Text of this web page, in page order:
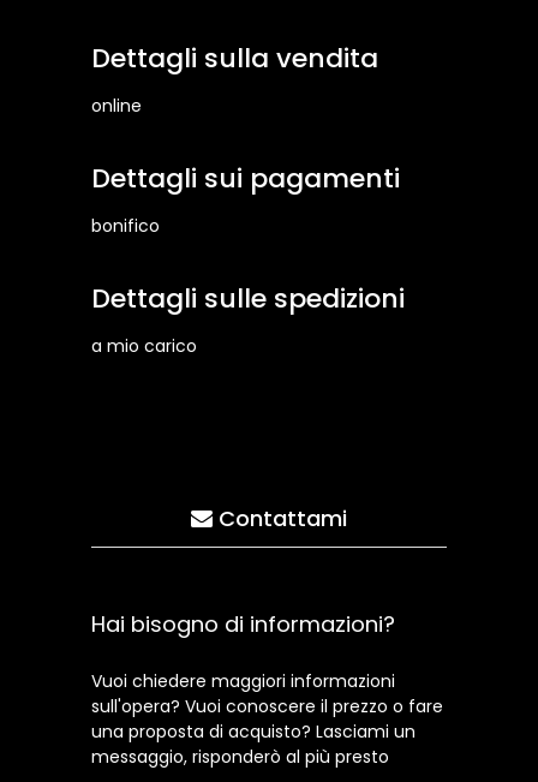
Dettagli sulla vendita
online
Dettagli sui pagamenti
bonifico
Dettagli sulle spedizioni
a mio carico
Contattami
Hai bisogno di informazioni?
Vuoi chiedere maggiori informazioni
sull'opera? Vuoi conoscere il prezzo o fare
una proposta di acquisto? Lasciami un
messaggio, risponderò al più presto